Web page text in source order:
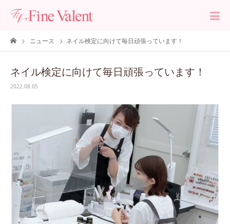
ニュース ネイル検定に向けて毎日頑張っています！
ネイル検定に向けて毎日頑張っています！
2022.08.05